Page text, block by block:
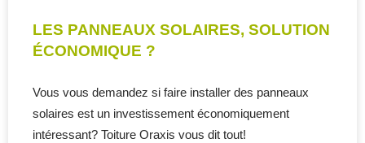
LES PANNEAUX SOLAIRES, SOLUTION
ÉCONOMIQUE ?
Vous vous demandez si faire installer des panneaux
solaires est un investissement économiquement
intéressant? Toiture Oraxis vous dit tout!